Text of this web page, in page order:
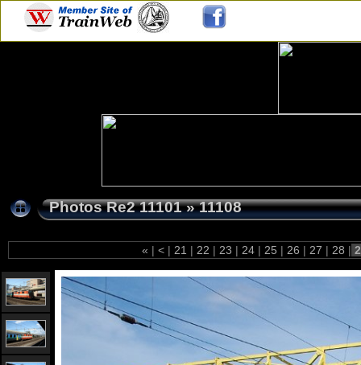
Photos Re2 11101»11108
« | < | 21 | 22 | 23 | 24 | 25 | 26 | 27 | 28 |